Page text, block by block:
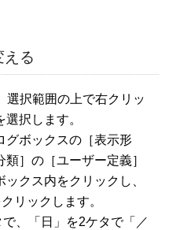
える
選択範囲の上で右クリッ
択します。
グボックスの［表示形
］の［ユーザー定義］
クス内をクリックし、
リックします。
で、「日」を2ケタで「／